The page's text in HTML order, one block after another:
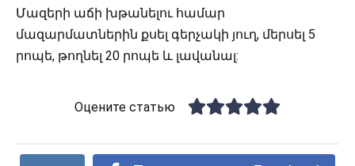
Մազերի աճի խթանելու համար
մազարմատներին քսել գերչակի յուղ, մերսել 5
րոպե, թողնել 20 րոպե և լավանալ:
Оцените статью